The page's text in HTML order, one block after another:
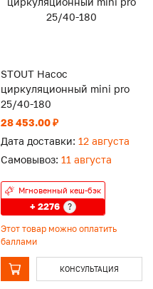
STOUT Насос
циркуляционный mini pro
25/40-180
28 453.00 ₽
Дата доставки: 12 августа
Самовывоз: 11 августа
Мгновенный кеш-бэк
+ 2276 ?
Этот товар можно оплатить
баллами
КОНСУЛЬТАЦИЯ